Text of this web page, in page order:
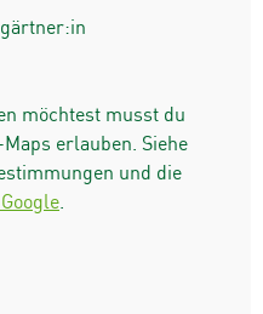
möchtest musst du
erlauben. Siehe
und die
.